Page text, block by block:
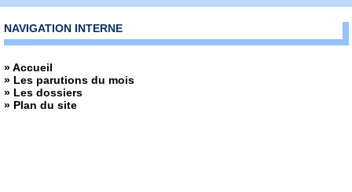
» Dune
» Dust to Dust
» Echo
» Ed Gein Autopsie d'un tueur en série
» Edenwood
» Elektra
NAVIGATION INTERNE
» Accueil
» Les parutions du mois
» Les dossiers
» Plan du site